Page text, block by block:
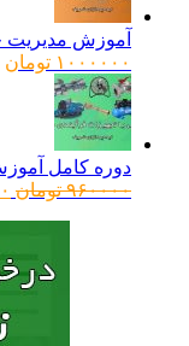
آموزش مدیریت
۱۰۰۰۰۰۰ تومان
دوره کامل آموزش
۹۶۰۰۰۰ تومانقیمت
بود.